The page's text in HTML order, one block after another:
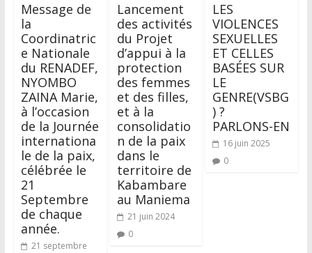
Message de
la
Coordinatric
e Nationale
du RENADEF,
NYOMBO
ZAINA Marie,
à l’occasion
de la Journée
internationa
le de la paix,
célébrée le
21
Septembre
de chaque
année.
21 septembre
Lancement
des activités
du Projet
d’appui à la
protection
des femmes
et des filles,
et à la
consolidatio
n de la paix
dans le
territoire de
Kabambare
au Maniema
21 juin 2024
0
LES
VIOLENCES
SEXUELLES
ET CELLES
BASÉES SUR
LE
GENRE(VSBG
) ?
PARLONS-EN
16 juin 2025
0